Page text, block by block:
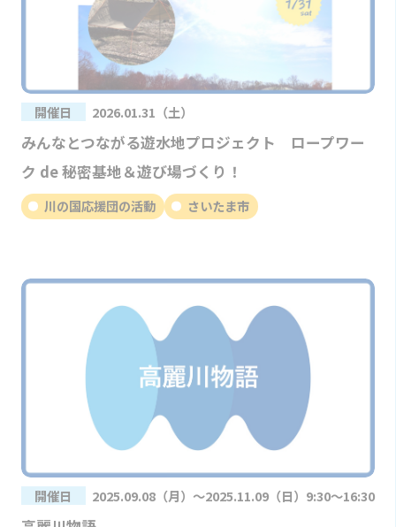
開催日 2026.01.31（土）
みんなとつながる遊水地プロジェクト ロープワー
ク de 秘密基地＆遊び場づくり！
川の国応援団の活動 さいたま市
開催日 2025.09.08（月）～2025.11.09（日）9:30～16:30